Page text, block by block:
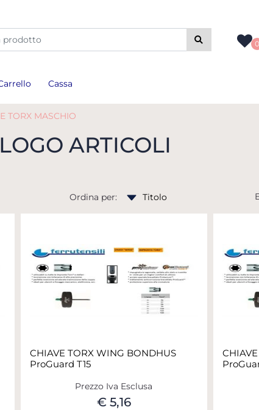
di un filtro aggiorna automaticamente gli altri filtri
0
Cassa
TORX MASCHIO
ARTICOLI
Ordina per:
CHIAVE TORX WING BONDHUS
ProGuard T15
Prezzo Iva Esclusa
€ 5,16